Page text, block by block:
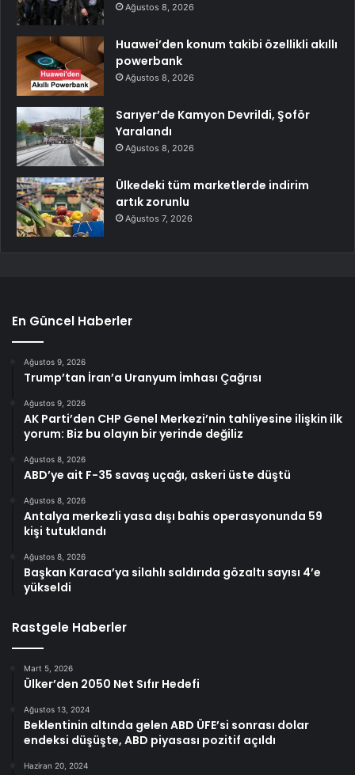
Ağustos 8, 2026
Huawei’den konum takibi özellikli akıllı
powerbank
Ağustos 8, 2026
Sarıyer’de Kamyon Devrildi, Şoför
Yaralandı
Ağustos 8, 2026
Ülkedeki tüm marketlerde indirim
artık zorunlu
Ağustos 7, 2026
En Güncel Haberler
Ağustos 9, 2026
Trump’tan İran’a Uranyum İmhası Çağrısı
Ağustos 9, 2026
AK Parti’den CHP Genel Merkezi’nin tahliyesine ilişkin ilk
yorum: Biz bu olayın bir yerinde değiliz
Ağustos 8, 2026
ABD’ye ait F-35 savaş uçağı, askeri üste düştü
Ağustos 8, 2026
Antalya merkezli yasa dışı bahis operasyonunda 59
kişi tutuklandı
Ağustos 8, 2026
Başkan Karaca’ya silahlı saldırıda gözaltı sayısı 4’e
yükseldi
Rastgele Haberler
Mart 5, 2026
Ülker’den 2050 Net Sıfır Hedefi
Ağustos 13, 2024
Beklentinin altında gelen ABD ÜFE’si sonrası dolar
endeksi düşüşte, ABD piyasası pozitif açıldı
Haziran 20, 2024